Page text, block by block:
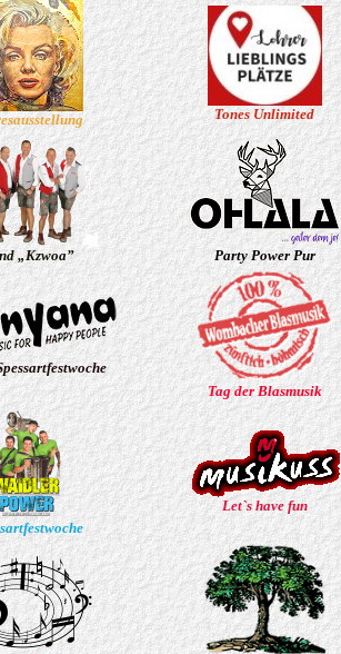
Tones Unlimited
„Kzwoa” Party Power Pur
Tag der Blasmusik
Let`s have fun